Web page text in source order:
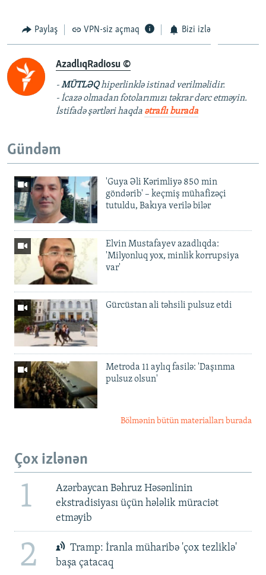
Paylaş VPN-siz açmaq Bizi izlə
AzadlıqRadiosu ©
-MÜTLƏQhiperlinklə istinad verilməlidir.
- İcazə olmadan fotolarımızı təkrar dərc etməyin.
İstifadə şərtləri haqda ətraflı burada
Gündəm
'Guya Əli Kərimliyə 850 min
göndərib' – keçmiş mühafizəçi
tutuldu, Bakıya verilə bilər
Elvin Mustafayev azadlıqda:
'Milyonluq yox, minlik korrupsiya
var'
Gürcüstan ali təhsili pulsuz etdi
Metroda 11 aylıq fasilə: 'Daşınma
pulsuz olsun'
Bölmənin bütün materialları burada
Çox izlənən
1
Azərbaycan Bəhruz Həsənlinin
ekstradisiyası üçün hələlik müraciət
etməyib
2
Tramp: İranla müharibə 'çox tezliklə'
başa çatacaq